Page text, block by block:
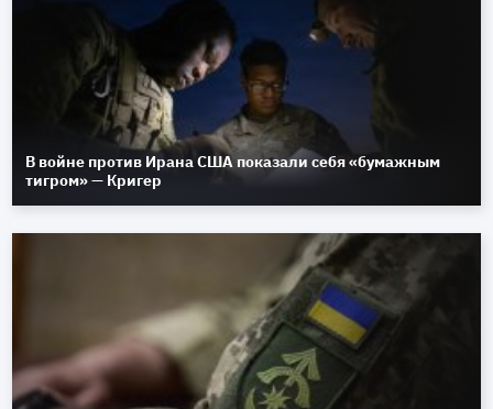
В войне против Ирана США показали себя «бумажным
тигром» — Кригер